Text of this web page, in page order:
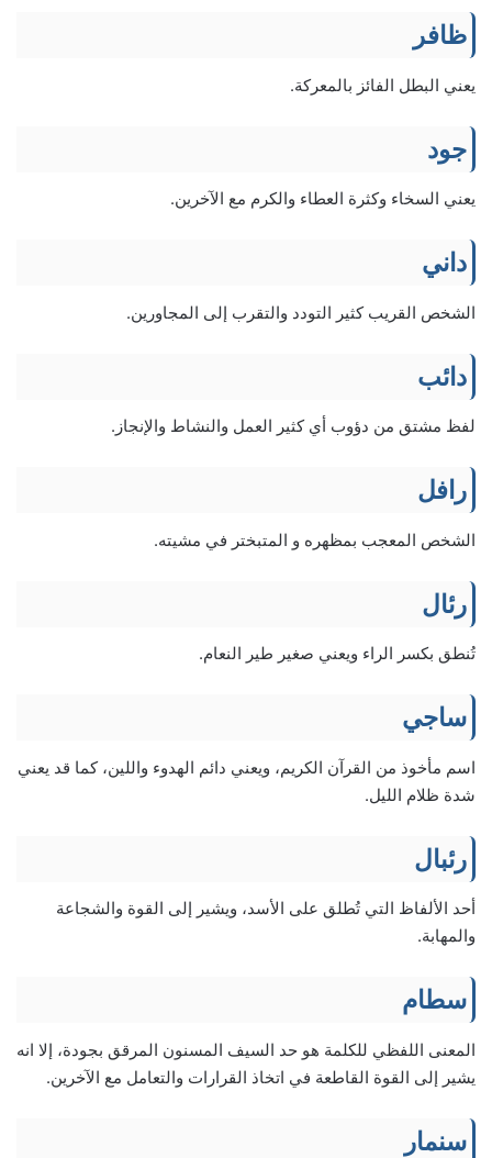
ظافر
يعني البطل الفائز بالمعركة.
جود
يعني السخاء وكثرة العطاء والكرم مع الآخرين.
داني
الشخص القريب كثير التودد والتقرب إلى المجاورين.
دائب
لفظ مشتق من دؤوب أي كثير العمل والنشاط والإنجاز.
رافل
الشخص المعجب بمظهره و المتبختر في مشيته.
رئال
تُنطق بكسر الراء ويعني صغير طير النعام.
ساجي
اسم مأخوذ من القرآن الكريم، ويعني دائم الهدوء واللين، كما قد يعني
شدة ظلام الليل.
رئبال
أحد الألفاظ التي تُطلق على الأسد، ويشير إلى القوة والشجاعة
والمهابة.
سطام
المعنى اللفظي للكلمة هو حد السيف المسنون المرقق بجودة، إلا انه
يشير إلى القوة القاطعة في اتخاذ القرارات والتعامل مع الآخرين.
سنمار